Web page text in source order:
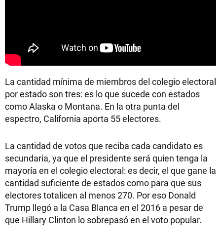
La cantidad mínima de miembros del colegio electoral
por estado son tres: es lo que sucede con estados
como Alaska o Montana. En la otra punta del
espectro, California aporta 55 electores.
La cantidad de votos que reciba cada candidato es
secundaria, ya que el presidente será quien tenga la
mayoría en el colegio electoral: es decir, el que gane la
cantidad suficiente de estados como para que sus
electores totalicen al menos 270. Por eso Donald
Trump llegó a la Casa Blanca en el 2016 a pesar de
que Hillary Clinton lo sobrepasó en el voto popular.